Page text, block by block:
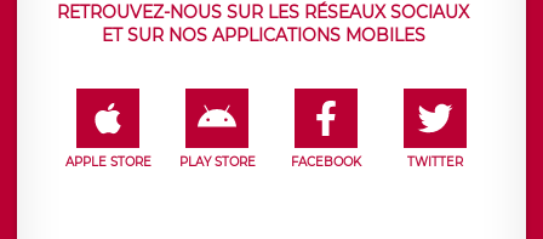
RETROUVEZ-NOUS SUR LES RÉSEAUX SOCIAUX
ET SUR NOS APPLICATIONS MOBILES
APPLE STORE PLAY STORE FACEBOOK TWITTER